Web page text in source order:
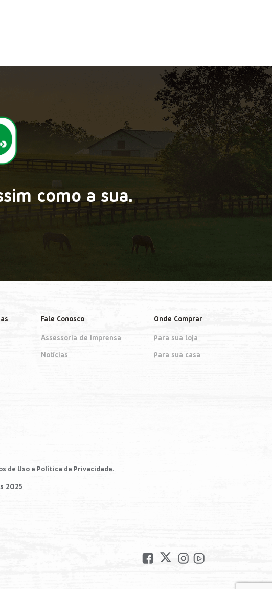
como a sua.
Fale Conosco
Assessoria de Imprensa
Notícias
Onde Comprar
Para sua loja
Para sua casa
de Uso e Política de Privacidade.
2025